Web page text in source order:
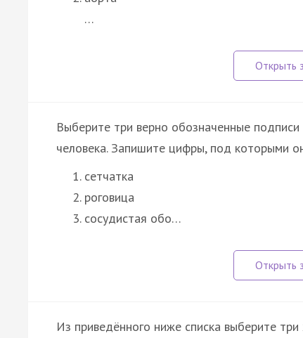
…
Выберите три верно обозначенные
человека. Запишите цифры, под которыми
сетчатка
роговица
сосудистая обо…
Из приведённого ниже списка выберите